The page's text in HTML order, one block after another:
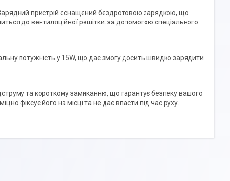
пристрій оснащений бездротовою зарядкою, що
до вентиляційної решітки, за допомогою спеціального
потужність у 15W, що дає змогу досить швидко зарядити
та короткому замиканню, що гарантує безпеку вашого
фіксує його на місці та не дає впасти під час руху.